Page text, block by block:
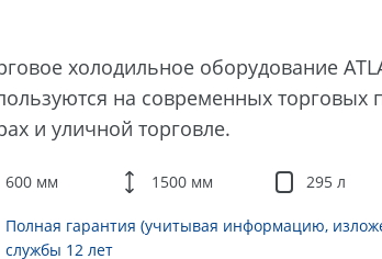
холодильное оборудование
на современных торговых
и уличной торговле.
600 мм 1500 мм 295 л
Полная гарантия (учитывая информацию,
службы 12 лет